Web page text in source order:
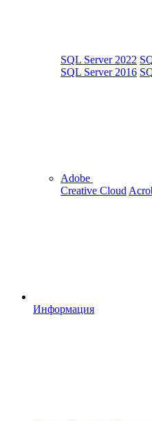
SQL Server 2022
SQL Server 2016
Adobe
Creative Cloud
Информация